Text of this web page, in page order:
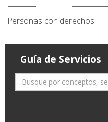
Personas con derechos
Guía de Servicios